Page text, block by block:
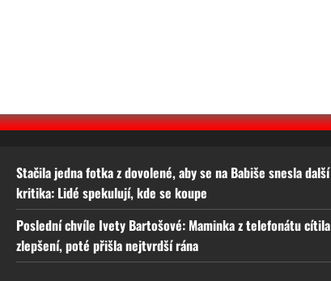
Stačila jedna fotka z dovolené, aby se na Babiše snesla další
kritika: Lidé spekulují, kde se koupe
Poslední chvíle Ivety Bartošové: Maminka z telefonátu cítila
zlepšení, poté přišla nejtvrdší rána